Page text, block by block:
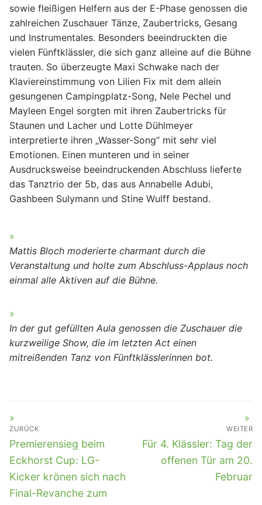
sowie fleißigen Helfern aus der E-Phase genossen die
zahlreichen Zuschauer Tänze, Zaubertricks, Gesang
und Instrumentales. Besonders beeindruckten die
vielen Fünftklässler, die sich ganz alleine auf die Bühne
trauten. So überzeugte Maxi Schwake nach der
Klaviereinstimmung von Lilien Fix mit dem allein
gesungenen Campingplatz-Song, Nele Pechel und
Mayleen Engel sorgten mit ihren Zaubertricks für
Staunen und Lacher und Lotte Dühlmeyer
interpretierte ihren „Wasser-Song“ mit sehr viel
Emotionen. Einen munteren und in seiner
Ausdrucksweise beeindruckenden Abschluss lieferte
das Tanztrio der 5b, das aus Annabelle Adubi,
Gashbeen Sulymann und Stine Wulff bestand.
Mattis Bloch moderierte charmant durch die
Veranstaltung und holte zum Abschluss-Applaus noch
einmal alle Aktiven auf die Bühne.
In der gut gefüllten Aula genossen die Zuschauer die
kurzweilige Show, die im letzten Act einen
mitreißenden Tanz von Fünftklässlerinnen bot.
ZURÜCK
Vorheriger
Beitrag:
Premierensieg beim
Eckhorst Cup: LG-
Kicker krönen sich nach
Final-Revanche zum
WEITER
Nächster
Beitrag:
Für 4. Klässler: Tag der
offenen Tür am 20.
Februar